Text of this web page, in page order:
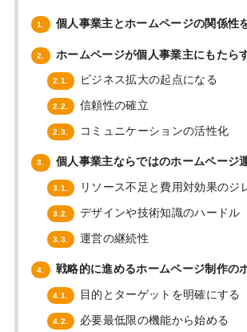
1. 個人事業主とホームページの関係性
2. ホームページが個人事業主にもたら
2.1. ビジネス拡大の起点になる
2.2. 信頼性の確立
2.3. コミュニケーションの活性化
3. 個人事業主ならではのホームページ
3.1. リソース不足と費用対効果のジ
3.2. デザインや技術知識のハードル
3.3. 運営の継続性
4. 戦略的に進めるホームページ制作の
4.1. 目的とターゲットを明確にする
4.2. 必要最低限の機能から始める